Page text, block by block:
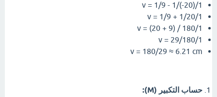
1/v = 1/9 - 1/(-20)
1/v = 1/9 + 1/20
1/v = (20 + 9) / 180
1/v = 29/180
v = 180/29 ≈ 6.21 cm
حساب التكبير (M):